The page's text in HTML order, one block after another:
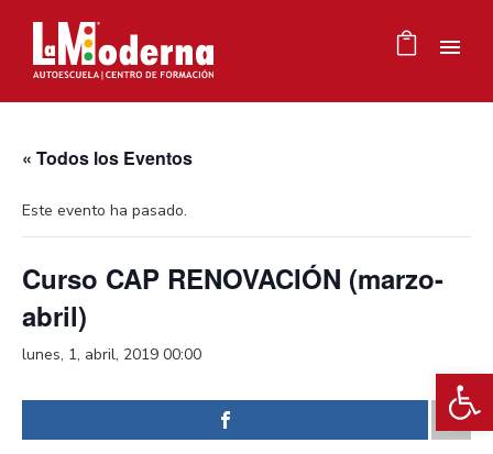
« Todos los Eventos
Este evento ha pasado.
Curso CAP RENOVACIÓN (marzo-
abril)
lunes, 1, abril, 2019 00:00